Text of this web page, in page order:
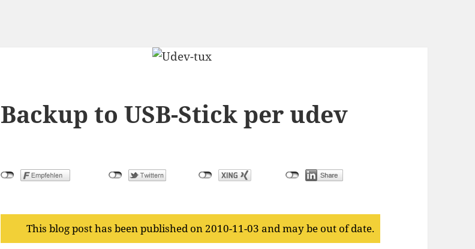
Backup to USB-Stick per udev
This blog post has been published on 2010-11-03 and may be out of date.